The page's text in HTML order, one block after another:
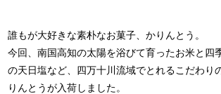
誰もが大好きな素朴なお菓子、かりんとう。
今回、南国高知の太陽を浴びて育ったお米と四
の天日塩など、四万十川流域でとれるこだわり
りんとうが入荷しました。